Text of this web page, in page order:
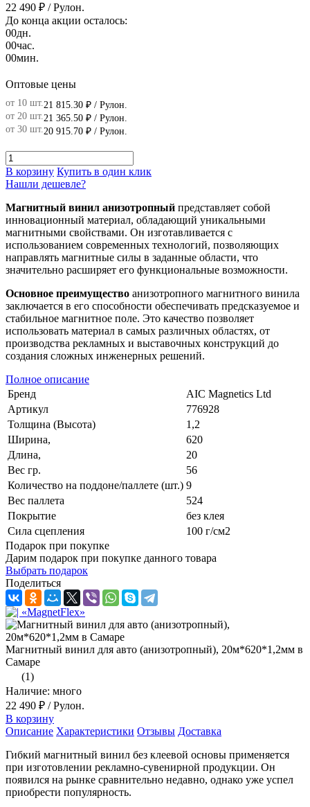
22 490 ₽ / Рулон.
До конца акции осталось:
00дн.
00час.
00мин.
Оптовые цены
от 10 шт. 21 815.30 ₽ / Рулон.
от 20 шт. 21 365.50 ₽ / Рулон.
от 30 шт. 20 915.70 ₽ / Рулон.
В корзину Купить в один клик
Нашли дешевле?
Магнитный винил анизотропный представляет собой
инновационный материал, обладающий уникальными
магнитными свойствами. Он изготавливается с
использованием современных технологий, позволяющих
направлять магнитные силы в заданные области, что
значительно расширяет его функциональные возможности.
Основное преимущество анизотропного магнитного винила
заключается в его способности обеспечивать предсказуемое и
стабильное магнитное поле. Это качество позволяет
использовать материал в самых различных областях, от
производства рекламных и выставочных конструкций до
создания сложных инженерных решений.
Полное описание
Бренд
AIC Magnetics Ltd
Артикул
776928
Толщина (Высота)
1,2
Ширина,
620
Длина,
20
Вес гр.
56
Количество на поддоне/паллете (шт.) 9
Вес паллета
524
Покрытие
без клея
Сила сцепления
100 г/см2
Подарок при покупке
Дарим подарок при покупке данного товара
Выбрать подарок
Поделиться
Магнитный винил для авто (анизотропный), 20м*620*1,2мм в
Самаре
(1)
Наличие: много
22 490 ₽ / Рулон.
В корзину
Описание Характеристики Отзывы Доставка
Гибкий магнитный винил без клеевой основы применяется
при изготовлении рекламно-сувенирной продукции. Он
появился на рынке сравнительно недавно, однако уже успел
приобрести популярность.